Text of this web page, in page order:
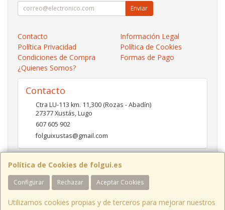
Política de Cookies de folgui.es
Configurar Rechazar Aceptar Cookies
Utilizamos cookies propias y de terceros para mejorar nuestros
Enviar
Contacto
Información Legal
Política Privacidad
Política de Cookies
Condiciones de Compra
Formas de Pago
¿Quienes Somos?
Contacto
Ctra LU-113 km. 11,300 (Rozas - Abadín)
27377Xustás,Lugo
607 605 902
folguixustas@gmail.com
Horario
Lunes a viernes de 10:00 a 14:00 y de 16:00 a 20:00.
Sábados de 10:00 a 14:00 y de 16:00 a 19:00